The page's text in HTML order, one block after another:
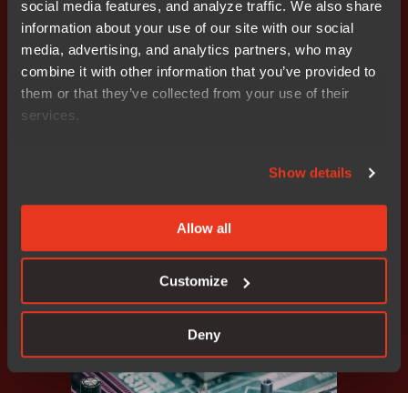
social media features, and analyze traffic. We also share
information about your use of our site with our social
media, advertising, and analytics partners, who may
combine it with other information that you’ve provided to
them or that they’ve collected from your use of their
services.
Show details
Allow all
Customize
Deny
인트 공급망 에코시스템을 구축함으로써 임베디드 보안의
이점을 극대화합니다.
EPS Global
EPS Global의 프로비저닝 전문 지식과 IAR의 임베디
가능하고 효율적이며 안전한 제조를 보장합니다.